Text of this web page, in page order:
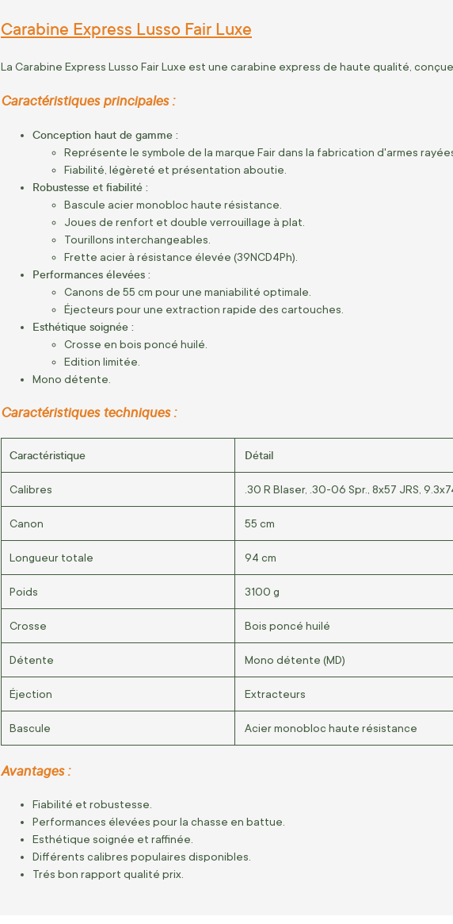
Carabine Express Lusso Fair Luxe
La Carabine Express Lusso Fair Luxe est une carabine express de haute qualité,
Caractéristiques principales :
Conception haut de gamme :
Représente le symbole de la marque Fair dans la fabrication d'armes
Fiabilité, légèreté et présentation aboutie.
Robustesse et fiabilité :
Bascule acier monobloc haute résistance.
Joues de renfort et double verrouillage à plat.
Tourillons interchangeables.
Frette acier à résistance élevée (39NCD4Ph).
Performances élevées :
Canons de 55 cm pour une maniabilité optimale.
Éjecteurs pour une extraction rapide des cartouches.
Esthétique soignée :
Crosse en bois poncé huilé.
Edition limitée.
Mono détente.
Caractéristiques techniques :
Caractéristique Détail
Calibres .30 R Blaser, .30-06 Spr., 8x57 JRS,
Canon 55 cm
Longueur totale 94 cm
Poids 3100 g
Crosse Bois poncé huilé
Détente Mono détente (MD)
Éjection Extracteurs
Bascule Acier monobloc haute résistance
Avantages :
Fiabilité et robustesse.
Performances élevées pour la chasse en battue.
Esthétique soignée et raffinée.
Différents calibres populaires disponibles.
Trés bon rapport qualité prix.